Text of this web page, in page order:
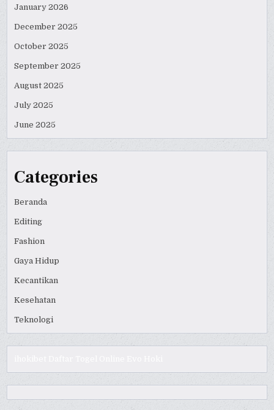
January 2026
December 2025
October 2025
September 2025
August 2025
July 2025
June 2025
Categories
Beranda
Editing
Fashion
Gaya Hidup
Kecantikan
Kesehatan
Teknologi